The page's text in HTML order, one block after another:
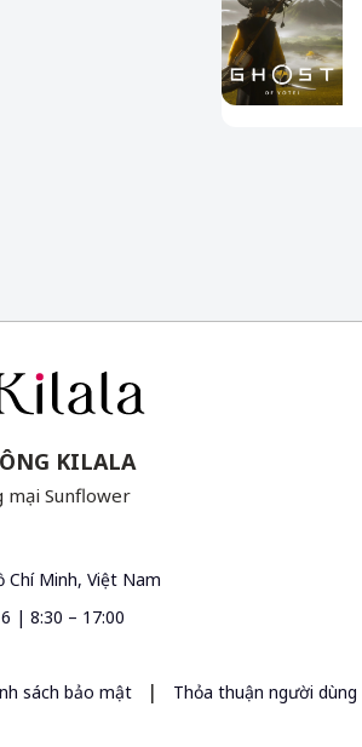
KILALA
mại Sunflower
Chí Minh, Việt Nam
| 8:30 – 17:00
sách bảo mật | Thỏa thuận người dùng